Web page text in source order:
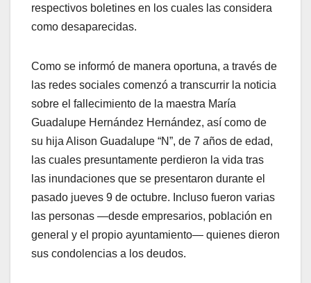
respectivos boletines en los cuales las considera
como desaparecidas.
Como se informó de manera oportuna, a través de
las redes sociales comenzó a transcurrir la noticia
sobre el fallecimiento de la maestra María
Guadalupe Hernández Hernández, así como de
su hija Alison Guadalupe “N”, de 7 años de edad,
las cuales presuntamente perdieron la vida tras
las inundaciones que se presentaron durante el
pasado jueves 9 de octubre. Incluso fueron varias
las personas —desde empresarios, población en
general y el propio ayuntamiento— quienes dieron
sus condolencias a los deudos.